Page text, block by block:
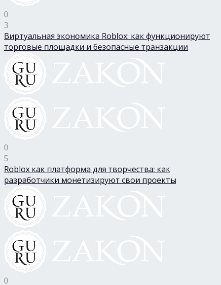
0
3
Виртуальная экономика Roblox: как функционируют
торговые площадки и безопасные транзакции
0
5
Roblox как платформа для творчества: как
разработчики монетизируют свои проекты
0